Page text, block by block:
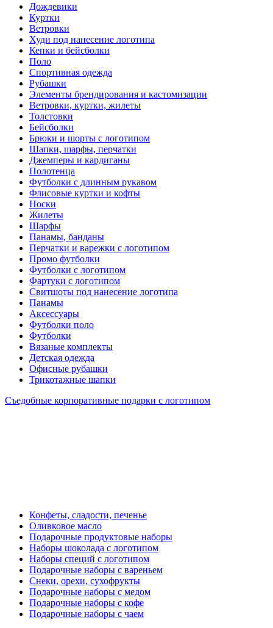
Дождевики
Куртки
Ветровки
Худи под нанесение логотипа
Кепки и бейсболки
Поло
Спортивная одежда
Рубашки
Элементы брендирования и кастомизации
Ветровки, куртки, жилеты
Толстовки
Бейсболки
Брюки и шорты с логотипом
Шапки, шарфы, перчатки
Джемперы и кардиганы
Полотенца
Футболки с длинным рукавом
Флисовые куртки и кофты
Носки
Жилеты
Шарфы
Панамы, банданы
Перчатки и варежки с логотипом
Промо футболки
Футболки с логотипом
Фартуки с логотипом
Свитшоты под нанесение логотипа
Панамы
Аксессуары
Футболки поло
Футболки
Вязаные комплекты
Детская одежда
Офисные рубашки
Трикотажные шапки
Съедобные корпоративные подарки с логотипом
Конфеты, сладости, печенье
Оливковое масло
Подарочные продуктовые наборы
Наборы шоколада с логотипом
Наборы специй с логотипом
Подарочные наборы с вареньем
Снеки, орехи, сухофрукты
Подарочные наборы с медом
Подарочные наборы с кофе
Подарочные наборы с чаем